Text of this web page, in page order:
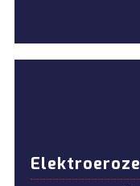
Elektroeroze